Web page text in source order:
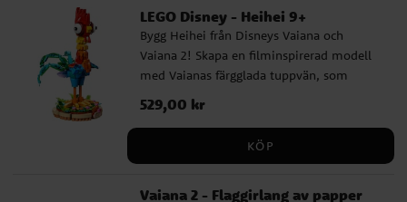
LEGO Disney - Heihei 9+
Bygg Heihei från Disneys Vaiana och
Vaiana 2! Skapa en filminspirerad modell
med Vaianas färgglada tuppvän, som
pickar sig genom en rad äventyr men
nästan alltid landar med näbben uppåt!
hans ställ och ändra ställning genom att
stjärten upp och ner eller åt sidorna. Släng
Pris :529,00 kr
529,00 kr
KÖP
Vaiana 2 - Flaggirlang av papper